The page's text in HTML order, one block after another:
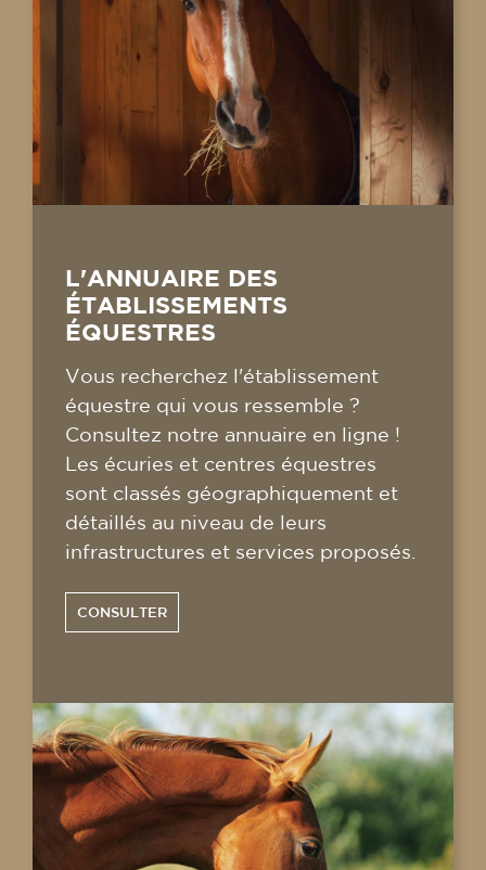
L'ANNUAIRE DES
ÉTABLISSEMENTS
ÉQUESTRES
Vous recherchez l'établissement
équestre qui vous ressemble ?
Consultez notre annuaire en ligne !
Les écuries et centres équestres
sont classés géographiquement et
détaillés au niveau de leurs
infrastructures et services proposés.
CONSULTER